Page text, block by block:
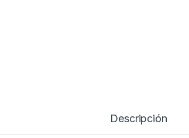
Descripción